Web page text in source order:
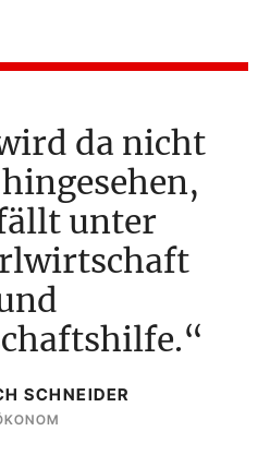
da nicht
unter
SCHNEIDER